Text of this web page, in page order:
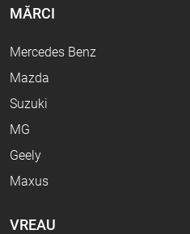
MĂRCI
Mercedes Benz
Mazda
Suzuki
MG
Geely
Maxus
VREAU